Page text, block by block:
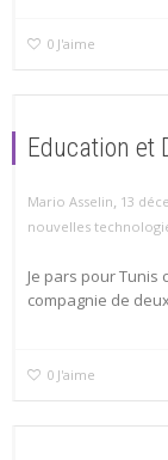
0 J'aime
Education et
Mario Asselin, 13
nouvelles
Je pars pour
compagnie de
0 J'aime